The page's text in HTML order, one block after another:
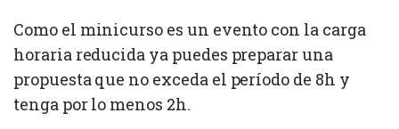
Como el minicurso es un evento con la carga
horaria reducida ya puedes preparar una
propuesta que no exceda el período de 8h y
tenga por lo menos 2h.